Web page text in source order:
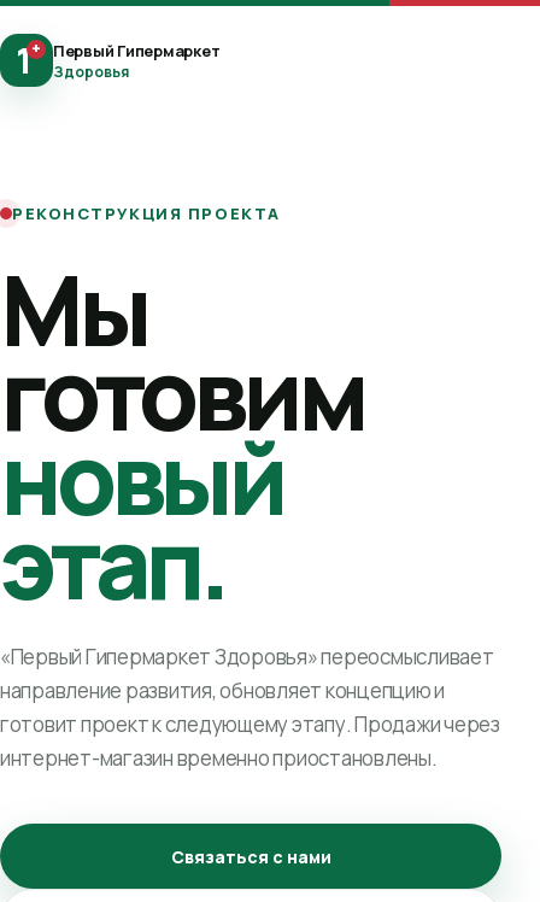
1+ Первый Гипермаркет
Здоровья
РЕКОНСТРУКЦИЯ ПРОЕКТА
Мы
готовим
новый
этап.
«Первый Гипермаркет Здоровья» переосмысливает
направление развития, обновляет концепцию и
готовит проект к следующему этапу. Продажи через
интернет-магазин временно приостановлены.
Связаться с нами